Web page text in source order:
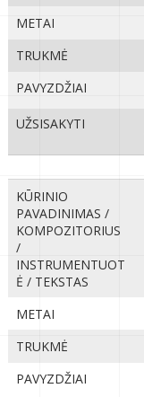
METAI
TRUKMĖ
PAVYZDŽIAI
UŽSISAKYTI
KŪRINIO
PAVADINIMAS /
KOMPOZITORIUS
/
INSTRUMENTUOT
Ė / TEKSTAS
METAI
TRUKMĖ
PAVYZDŽIAI